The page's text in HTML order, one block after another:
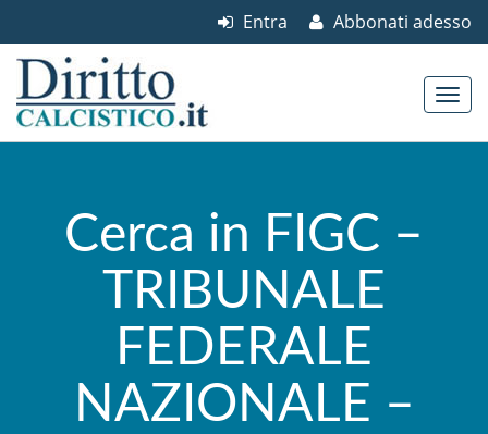
Abbonati adesso
Entra
Cerca in FIGC –
TRIBUNALE
FEDERALE
NAZIONALE –